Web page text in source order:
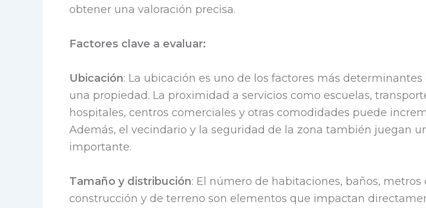
obtener una valoración precisa.
Factores clave a evaluar:
Ubicación: La ubicación es uno de los factores más determinantes
una propiedad. La proximidad a servicios como escuelas,
hospitales, centros comerciales y otras comodidades puede
Además, el vecindario y la seguridad de la zona también juegan
importante.
Tamaño y distribución: El número de habitaciones, baños, metros
construcción y de terreno son elementos que impactan